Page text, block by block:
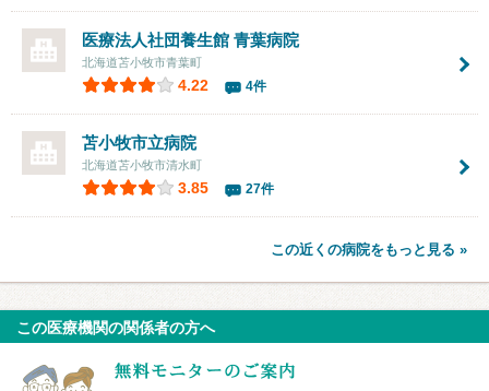
医療法人社団養生館 青葉病院
北海道苫小牧市青葉町
4.22 4件
苫小牧市立病院
北海道苫小牧市清水町
3.85 27件
この近くの病院をもっと見る »
この医療機関の関係者の方へ